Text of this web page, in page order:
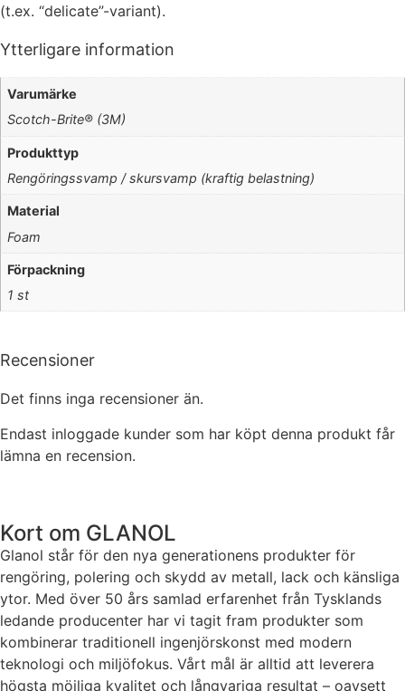
(t.ex. “delicate”-variant).
Ytterligare information
Varumärke
Scotch-Brite® (3M)
Produkttyp
Rengöringssvamp / skursvamp (kraftig belastning)
Material
Foam
Förpackning
1 st
Recensioner
Det finns inga recensioner än.
Endast inloggade kunder som har köpt denna produkt får
lämna en recension.
Kort om GLANOL
Glanol står för den nya generationens produkter för
rengöring, polering och skydd av metall, lack och känsliga
ytor. Med över 50 års samlad erfarenhet från Tysklands
ledande producenter har vi tagit fram produkter som
kombinerar traditionell ingenjörskonst med modern
teknologi och miljöfokus. Vårt mål är alltid att leverera
högsta möjliga kvalitet och långvariga resultat – oavsett